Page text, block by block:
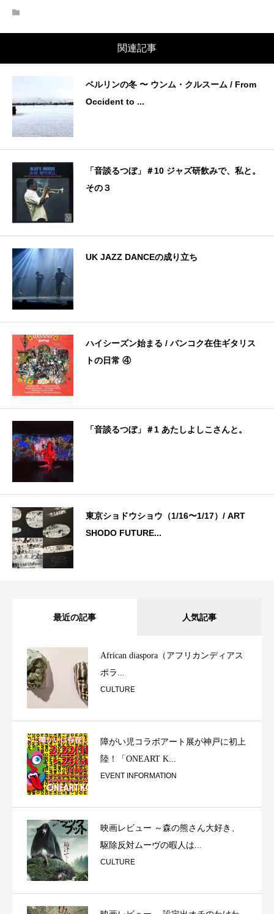
関連記事
ベルリンの冬 〜 ウンム・クルスーム / From
Occident to ...
「音談るつぼ」＃10 ジャズ研飲みで、私と。
その３
UK JAZZ DANCEの成り立ち
ハイシーズン始まる / バンコク在住ギタリス
トの日常 ④
「音談るつぼ」＃1 あたしよしこさんと。
東京ショドウショウ（1/16〜1/17）/ ART
SHODO FUTURE...
最近の記事 人気記事
African diaspora（アフリカンディアス
ポラ...
CULTURE
障がい児コラボアート展が神戸に初上
陸！「ONEART K...
EVENT INFORMATION
映画レビュー ～森の熊さん大好き、
駆除反対ムーヴの暇人は...
CULTURE